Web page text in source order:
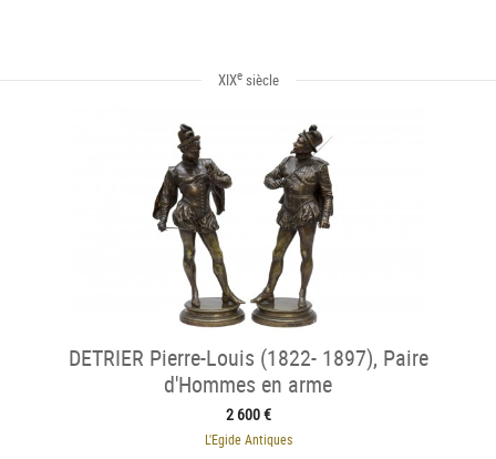
XIXesiècle
DETRIER Pierre-Louis (1822- 1897), Paire
d'Hommes en arme
2 600 €
L'Egide Antiques